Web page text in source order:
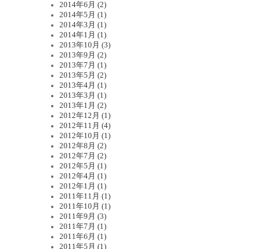
2014年6月 (2)
2014年5月 (1)
2014年3月 (1)
2014年1月 (1)
2013年10月 (3)
2013年9月 (2)
2013年7月 (1)
2013年5月 (2)
2013年4月 (1)
2013年3月 (1)
2013年1月 (2)
2012年12月 (1)
2012年11月 (4)
2012年10月 (1)
2012年8月 (2)
2012年7月 (2)
2012年5月 (1)
2012年4月 (1)
2012年1月 (1)
2011年11月 (1)
2011年10月 (1)
2011年9月 (3)
2011年7月 (1)
2011年6月 (1)
2011年5月 (1)